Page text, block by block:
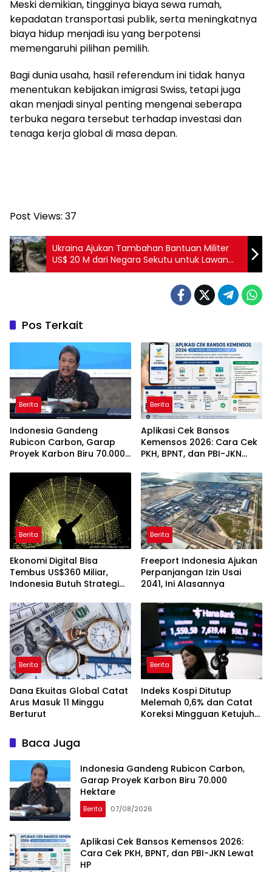
Meski demikian, tingginya biaya sewa rumah,
kepadatan transportasi publik, serta meningkatnya
biaya hidup menjadi isu yang berpotensi
memengaruhi pilihan pemilih.
Bagi dunia usaha, hasil referendum ini tidak hanya
menentukan kebijakan imigrasi Swiss, tetapi juga
akan menjadi sinyal penting mengenai seberapa
terbuka negara tersebut terhadap investasi dan
tenaga kerja global di masa depan.
Post Views: 37
Ukraina Ajukan Tambahan Bantuan Militer
US$ 20 M dari Negara Sekutu untuk Lawan
Rusia
Pos Terkait
Berita
Indonesia Gandeng
Rubicon Carbon, Garap
Proyek Karbon Biru 70.000
Berita
Aplikasi Cek Bansos
Kemensos 2026: Cara Cek
PKH, BPNT, dan PBI-JKN
Berita
Ekonomi Digital Bisa
Tembus US$360 Miliar,
Indonesia Butuh Strategi
Berita
Freeport Indonesia Ajukan
Perpanjangan Izin Usai
2041, Ini Alasannya
Berita
Dana Ekuitas Global Catat
Arus Masuk 11 Minggu
Berturut
Berita
Indeks Kospi Ditutup
Melemah 0,6% dan Catat
Koreksi Mingguan Ketujuh
Baca Juga
Indonesia Gandeng Rubicon Carbon,
Garap Proyek Karbon Biru 70.000
Hektare
Berita 07/08/2026
Aplikasi Cek Bansos Kemensos 2026:
Cara Cek PKH, BPNT, dan PBI-JKN Lewat
HP